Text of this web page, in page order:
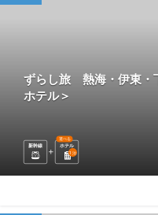
ずらし旅 熱海・伊東・
ホテル＞
新幹線 ホテル
選べる
1 泊